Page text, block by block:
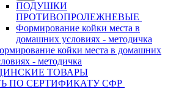
ПОДУШКИ
ПРОТИВОПРОЛЕЖНЕВЫЕ
Формирование койки места в
домашних условиях - методичка
койки места в домашних
- методичка
ТОВАРЫ
ПО СЕРТИФИКАТУ СФР